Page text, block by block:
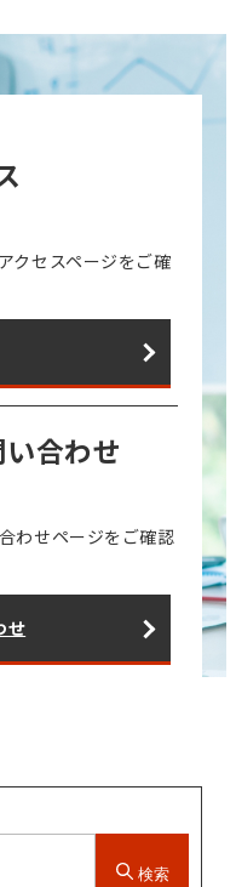
検索
クセスページをご確
合わせ
わせページをご確認
せ